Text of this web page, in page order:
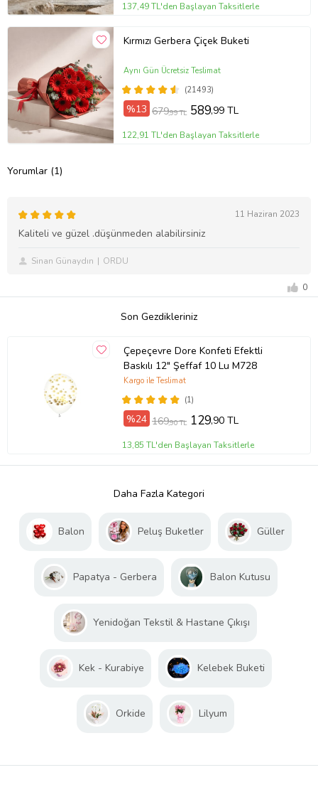
137,49 TL'den Başlayan Taksitlerle
Kırmızı Gerbera Çiçek Buketi
(21493)
Aynı Gün Ücretsiz Teslimat
%13 679,99 TL 589,99 TL
122,91 TL'den Başlayan Taksitlerle
Yorumlar (1)
11 Haziran 2023
Kaliteli ve güzel .düşünmeden alabilirsiniz
Sinan Günaydın ORDU
0
Son Gezdikleriniz
Çepeçevre Dore Konfeti Efektli
Baskılı 12" Şeffaf 10 Lu M728
(1)
Kargo ile Teslimat
%24 169,90 TL 129,90 TL
13,85 TL'den Başlayan Taksitlerle
Daha Fazla Kategori
Balon Peluş Buketler Güller
Papatya - Gerbera Balon Kutusu
Yenidoğan Tekstil & Hastane Çıkışı
Kek - Kurabiye Kelebek Buketi
Orkide Lilyum